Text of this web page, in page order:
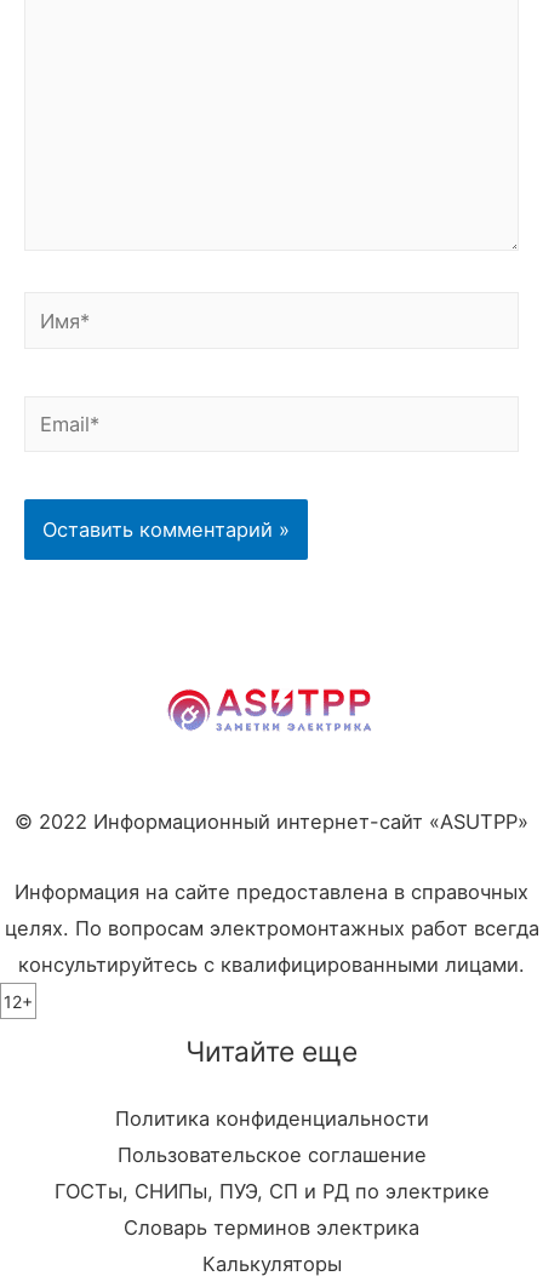
Имя*
Email*
© 2022 Информационный интернет-сайт «ASUTPP»
Информация на сайте предоставлена в справочных
целях. По вопросам электромонтажных работ всегда
консультируйтесь с квалифицированными лицами.
12+
Читайте еще
Политика конфиденциальности
Пользовательское соглашение
ГОСТы, СНИПы, ПУЭ, СП и РД по электрике
Словарь терминов электрика
Калькуляторы